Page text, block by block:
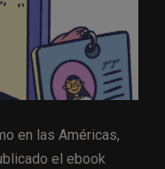
en las Américas,
el ebook